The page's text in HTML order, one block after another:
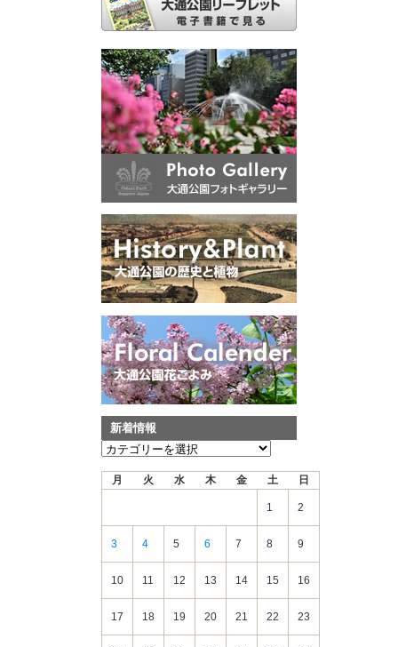
新着情報
新
月 火 水 木 金 土 日
1 2
3 4 5 6 7 8 9
10 11 12 13 14 15 16
17 18 19 20 21 22 23